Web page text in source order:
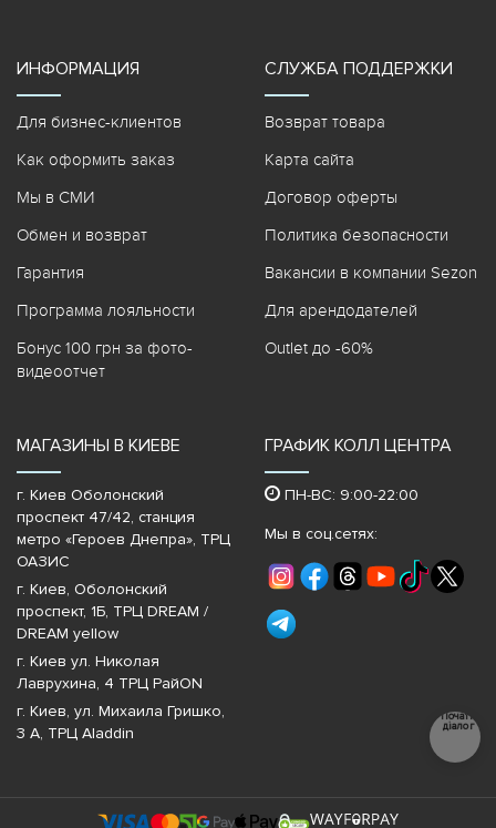
ИНФОРМАЦИЯ
Для бизнес-клиентов
Как оформить заказ
Мы в СМИ
Обмен и возврат
Гарантия
Программа лояльности
Бонус 100 грн за фото-
видеоотчет
СЛУЖБА ПОДДЕРЖКИ
Возврат товара
Карта сайта
Договор оферты
Политика безопасности
Вакансии в компании Sezon
Для арендодателей
Outlet до -60%
МАГАЗИНЫ В КИЕВЕ
г. Киев Оболонский
проспект 47/42, станция
метро «Героев Днепра»‎, ТРЦ
ОАЗИС
г. Киев, Оболонский
проспект, 1Б, ТРЦ DREAM /
DREAM yellow
г. Киев ул. Николая
Лаврухина, 4 ТРЦ РайON
г. Киев, ул. Михаила Гришко,
3 А, ТРЦ Aladdin
ГРАФИК КОЛЛ ЦЕНТРА
ПН-ВС: 9:00-22:00
Мы в соц.сетях:
Почати
діалог